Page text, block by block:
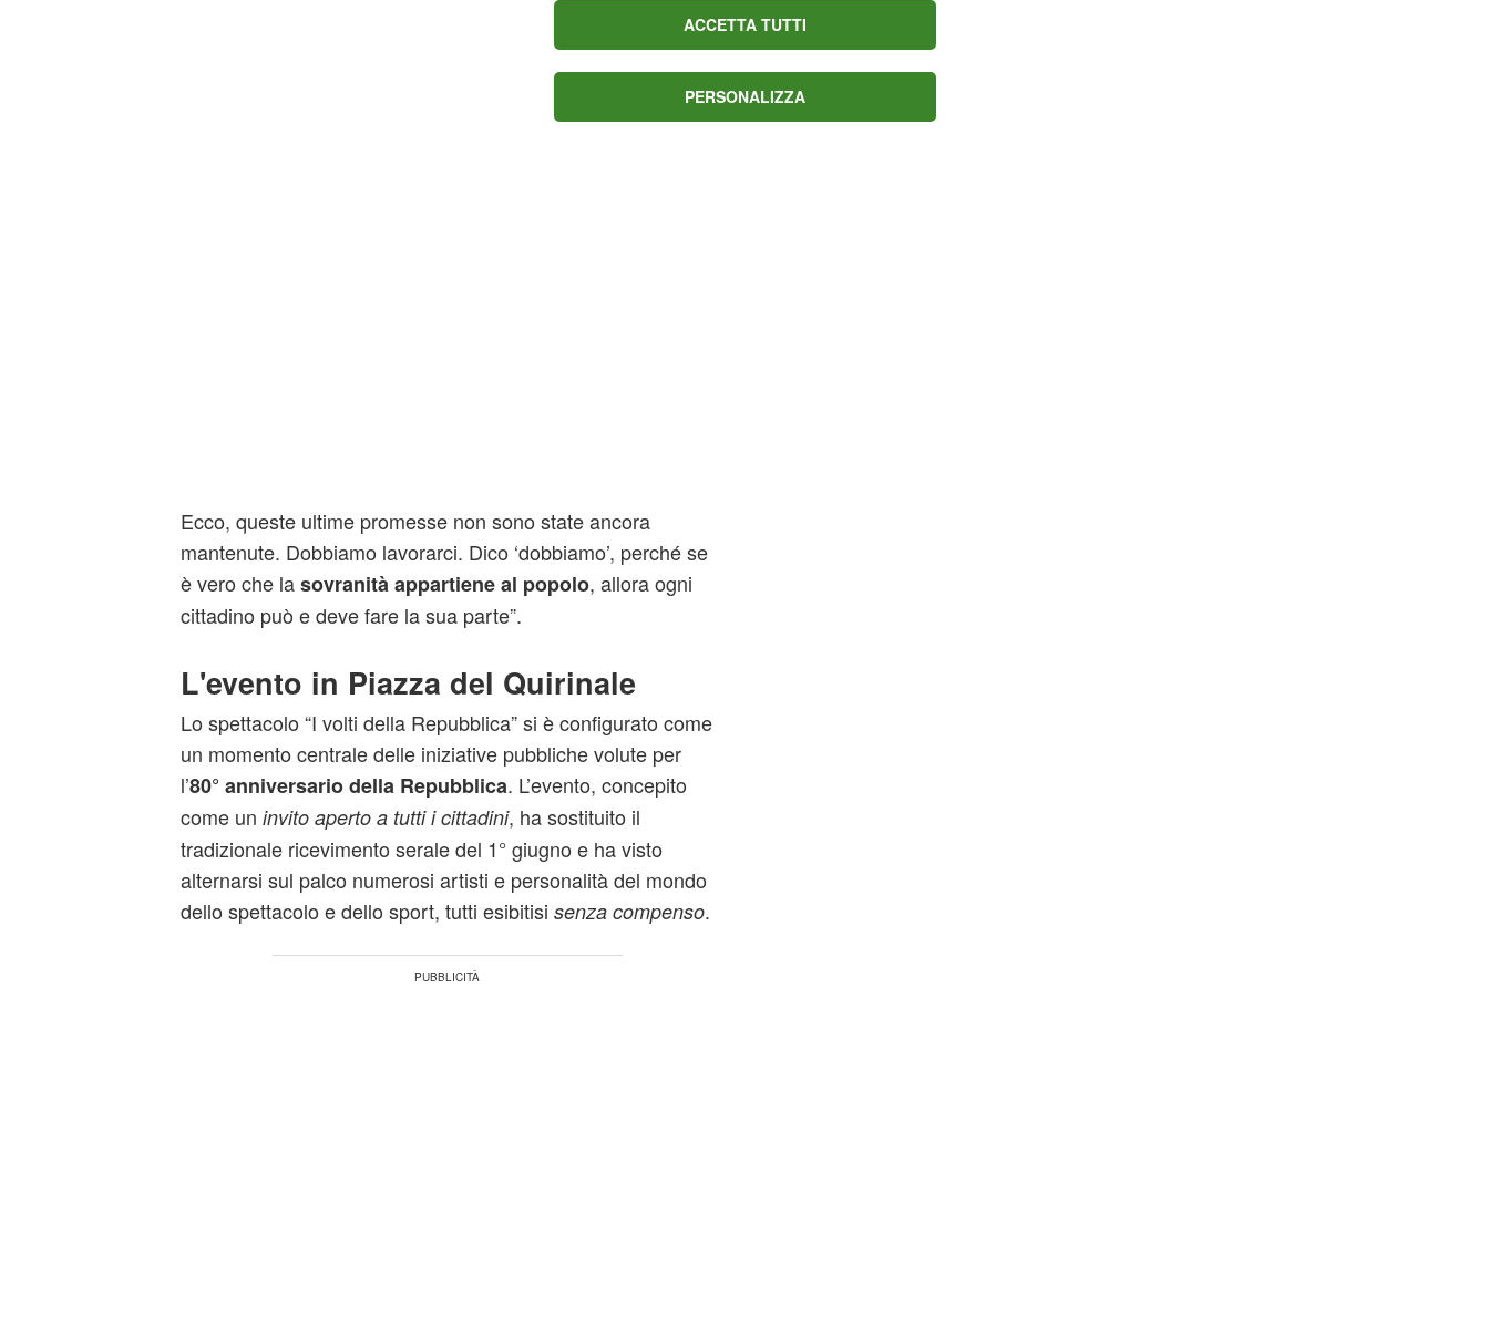
camminare sole la sera o di separarsi da un compagno
violento senza temere per la propria incolumità.
Ecco, queste ultime promesse non sono state ancora
mantenute. Dobbiamo lavorarci. Dico ‘dobbiamo’, perché se
è vero che lasovranità appartiene al popolo, allora ogni
cittadino può e deve fare la sua parte”.
L'evento in Piazza del Quirinale
Lo spettacolo “I volti della Repubblica” si è configurato come
un momento centrale delle iniziative pubbliche volute per
l’80° anniversario della Repubblica. L’evento, concepito
come un invito aperto a tutti i cittadini, ha sostituito il
tradizionale ricevimento serale del 1° giugno e ha visto
alternarsi sul palco numerosi artisti e personalità del mondo
dello spettacolo e dello sport, tutti esibitisi senza compenso.
ACCETTA TUTTI
PERSONALIZZA